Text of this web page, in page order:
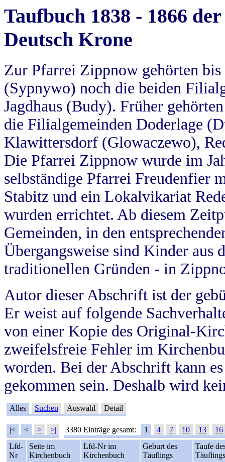
Taufbuch 1838 - 1866
Deutsch Krone
Zur Pfarrei Zippnow gehörten
(Sypnywo) noch die beiden
Jagdhaus (Budy). Früher
die Filialgemeinden Doderlage
Klawittersdorf (Glowaczewo),
Die Pfarrei Zippnow wurde im
selbständige Pfarrei Freudenfier
Stabitz und ein Lokalvikariat
wurden errichtet. Ab diesem
Gemeinden, in den
Übergangsweise sind Kinder aus
traditionellen Gründen - in
Autor dieser Abschrift ist der
Er weist auf folgende
von einer Kopie des Original-
zweifelsfreie Fehler im
worden. Bei der Abschrift kann
gekommen sein. Deshalb wird
Alles Suchen Auswahl Detail
|< < > >| 3380 Einträge gesamt: 1 4 7 10 13
16
Lfd-
Nr
Seite im
Kirchenbuch
Lfd-Nr im
Kirchenbuch
Geburt des
Täuflings
Taufe
Täuflings